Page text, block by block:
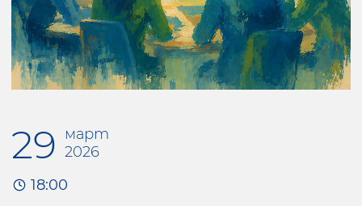
29
март
2026
18:00